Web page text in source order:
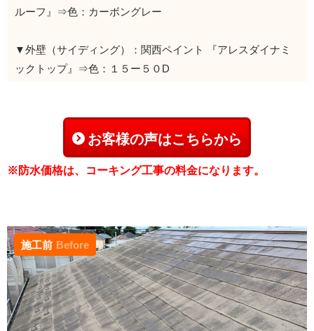
ルーフ』⇒色：カーボングレー
▼外壁（サイディング）：関西ペイント 『アレスダイナミ
ックトップ』⇒色：１５ー５０D
お客様の声はこちらから
※防水価格は、コーキング工事の料金になります。
施工前 Before